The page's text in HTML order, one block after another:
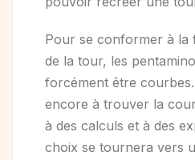
Pour se conformer à la
de la tour, les
forcément être
encore à trouver la
à des calculs et à des
choix se tournera vers